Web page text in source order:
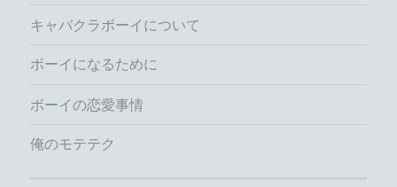
キャバクラボーイについて
ボーイになるために
ボーイの恋愛事情
俺のモテテク